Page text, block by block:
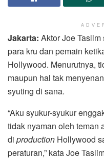
Jakarta: Aktor Joe
para kru dan pemain
Hollywood. Menurutnya,
maupun hal tak
syuting di sana.
“Aku syukur-syukur
tidak nyaman oleh teman
di production Hollywood
peraturan,” kata Joe